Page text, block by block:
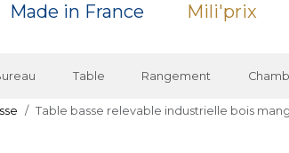
Made in France Mili'prix
Table Rangement
Table basse relevable industrielle bois